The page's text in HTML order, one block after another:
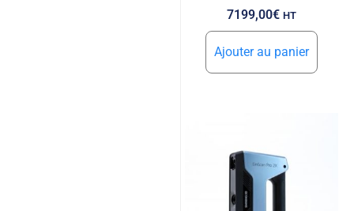
7199,00€ HT
Ajouter au panier